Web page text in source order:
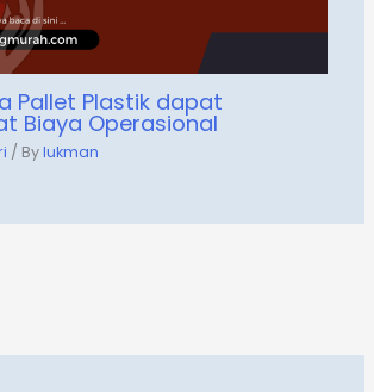
Pallet Plastik dapat
Biaya Operasional
/ Bylukman